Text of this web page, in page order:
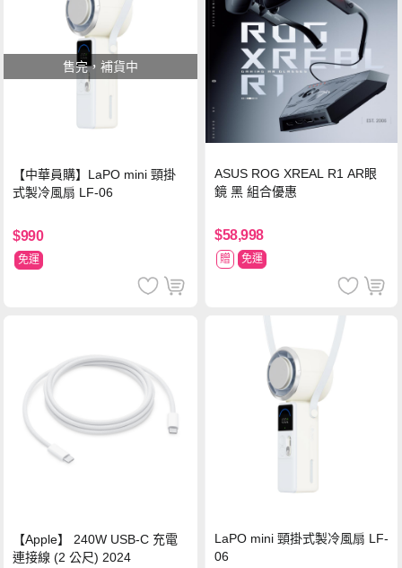
售完，補貨中
【中華員購】LaPO mini 頸掛
式製冷風扇 LF-06
$990
免運
ASUS ROG XREAL R1 AR眼
鏡 黑 組合優惠
$58,998
贈 免運
【Apple】 240W USB-C 充電
連接線 (2 公尺) 2024
LaPO mini 頸掛式製冷風扇 LF-
06